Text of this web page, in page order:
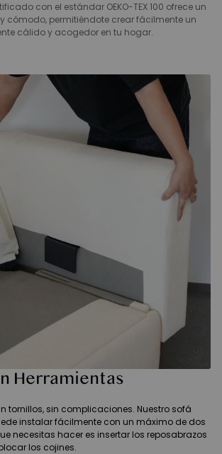
con el estándar OEKO-TEX 100 ofrece un
cómodo, permitiéndote crear fácilmente un
cálido y acogedor en tu hogar.
Herramientas
tornillos, sin complicaciones. Nuestro sofá
instalar fácilmente con un máximo de dos
necesitas hacer es insertar los reposabrazos
los cojines.